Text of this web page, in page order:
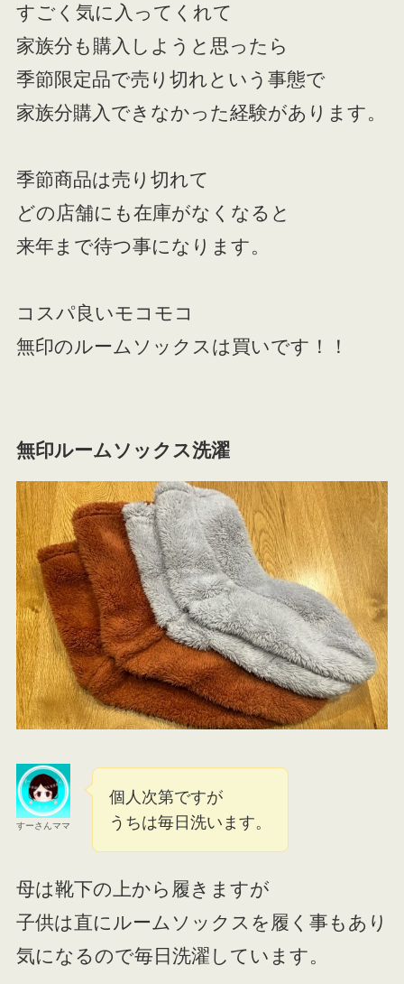
すごく気に入ってくれて
家族分も購入しようと思ったら
季節限定品で売り切れという事態で
家族分購入できなかった経験があります。
季節商品は売り切れて
どの店舗にも在庫がなくなると
来年まで待つ事になります。
コスパ良いモコモコ
無印のルームソックスは買いです！！
無印ルームソックス洗濯
すーさんママ
個人次第ですが
うちは毎日洗います。
母は靴下の上から履きますが
子供は直にルームソックスを履く事もあり
気になるので毎日洗濯しています。